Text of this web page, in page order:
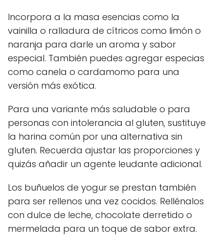
Incorpora a la masa esencias como la
vainilla o ralladura de cítricos como limón o
naranja para darle un aroma y sabor
especial. También puedes agregar especias
como canela o cardamomo para una
versión más exótica.
Para una variante más saludable o para
personas con intolerancia al gluten, sustituye
la harina común por una alternativa sin
gluten. Recuerda ajustar las proporciones y
quizás añadir un agente leudante adicional.
Los buñuelos de yogur se prestan también
para ser rellenos una vez cocidos. Rellénalos
con dulce de leche, chocolate derretido o
mermelada para un toque de sabor extra.